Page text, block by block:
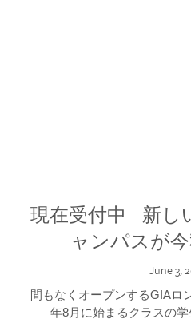
現在受付中 – 新し
ャンパスが
June 3,
間もなくオープンするGIAロ
年8月に始まるクラスの学